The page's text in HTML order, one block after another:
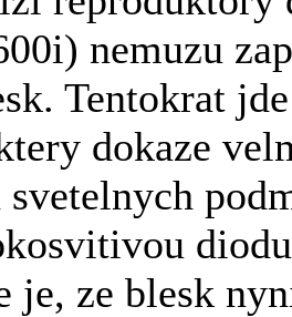
nemuzu
Tentokrat
dokaze
svetelnych
je, ze blesk